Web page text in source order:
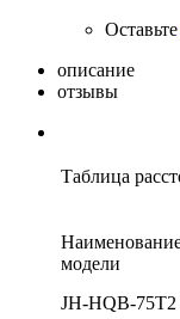
Оставьте
описание
отзывы
Таблица
модели
JH-HQB-75T2